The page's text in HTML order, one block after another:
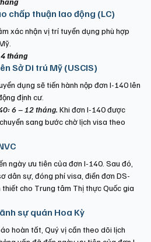
chấp thuận lao động (LC)
xác nhận vị trí tuyển dụng phù hợp
tháng
Sở Di trú Mỹ (USCIS)
dụng sẽ tiến hành nộp đơn I-140 lên
định cư.
6 – 12 tháng. Khi đơn I-140 được
sang bước chờ lịch visa theo
ngày ưu tiên của đơn I-140. Sau đó,
dân sự, đóng phí visa, điền đơn DS-
cho Trung tâm Thị thực Quốc gia
sự quán Hoa Kỳ
hoàn tất, Quý vị cần theo dõi lịch